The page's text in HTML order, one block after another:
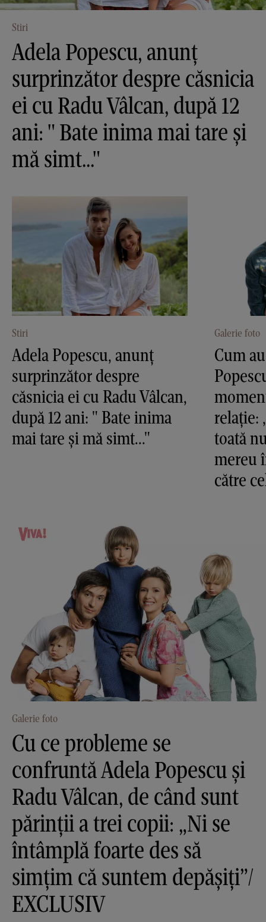
Stiri
Adela Popescu, anunț
surprinzător despre căsnicia
ei cu Radu Vâlcan, după 12
ani: " Bate inima mai tare și
mă simt..."
Stiri
Adela Popescu, anunț
surprinzător despre
căsnicia ei cu Radu Vâlcan,
după 12 ani: " Bate inima
mai tare și mă simt..."
Galerie foto
Cum
relație:
toată
mereu
către
Galerie foto
Cu ce probleme se
confruntă Adela Popescu și
Radu Vâlcan, de când sunt
părinții a trei copii: „Ni se
întâmplă foarte des să
simţim că suntem depăşiţi”/
EXCLUSIV